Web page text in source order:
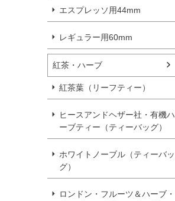
エスプレッソ用44mm
レギュラー用60mm
紅茶・ハーブ
紅茶葉（リーフティー）
ヒースアンドヘザー社・有機ハ
ーブティー（ティーバッグ）
ホワイトノーブル（ティーバッ
グ）
ロンドン・フルーツ＆ハーブ・